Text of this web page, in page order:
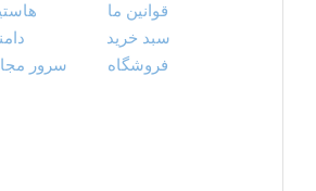
قوانین ما
سبد خرید
فروشگاه
دامنه
سرور